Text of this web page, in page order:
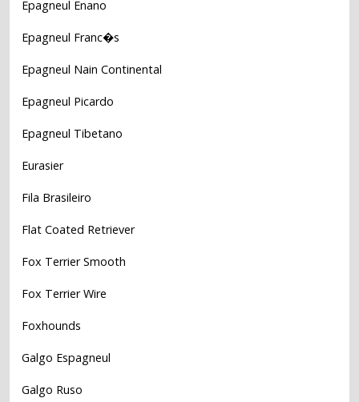
Epagneul Enano
Epagneul Franc�s
Epagneul Nain Continental
Epagneul Picardo
Epagneul Tibetano
Eurasier
Fila Brasileiro
Flat Coated Retriever
Fox Terrier Smooth
Fox Terrier Wire
Foxhounds
Galgo Espagneul
Galgo Ruso